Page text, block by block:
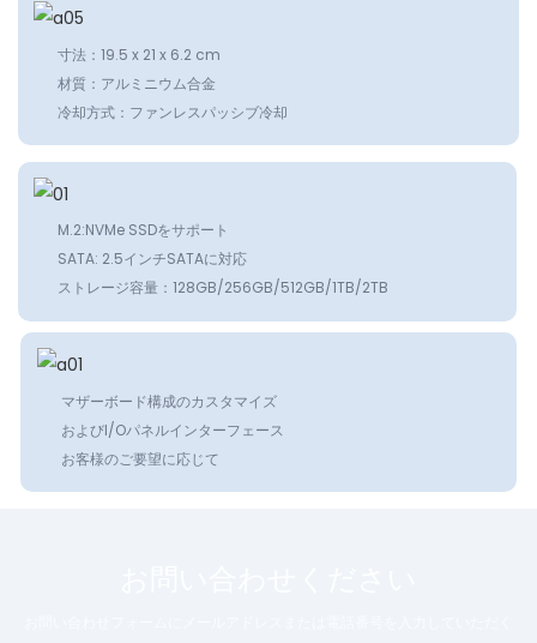
寸法：19.5 x 21 x 6.2 cm
材質：アルミニウム合金
冷却方式：ファンレスパッシブ冷却
M.2:NVMe SSDをサポート
SATA: 2.5インチSATAに対応
ストレージ容量：128GB/256GB/512GB/1TB/2TB
マザーボード構成のカスタマイズ
およびI/Oパネルインターフェース
お客様のご要望に応じて